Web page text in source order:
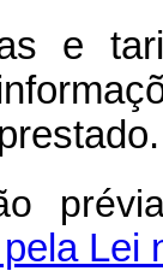
e
Lei